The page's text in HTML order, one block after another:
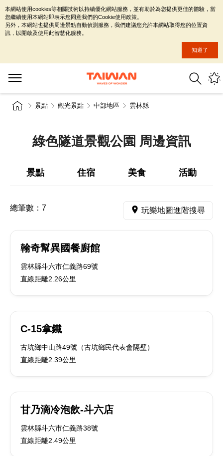
景點 觀光景點 中部地區 雲林縣
綠色隧道景觀公園 周邊資訊
景點 住宿 美食 活動
總筆數： 7 玩樂地圖進階搜尋
翰奇幫異國餐廚館
雲林縣斗六市仁義路69號
直線距離2.26公里
C-15拿鐵
古坑鄉中山路49號（古坑鄉民代表會隔壁）
直線距離2.39公里
甘乃滴冷泡飲-斗六店
雲林縣斗六市仁義路38號
直線距離2.49公里
本網站使用cookies等相關技術以持續優化網站服務，並有助於為您提供更佳的體驗，當
您繼續使用本網站即表示您同意我們的Cookie使用政策。
另外，本網站也提供周邊景點自動偵測服務，我們建議您允許本網站取得您的位置資
訊，以開啟及使用此智慧化服務。
知道了